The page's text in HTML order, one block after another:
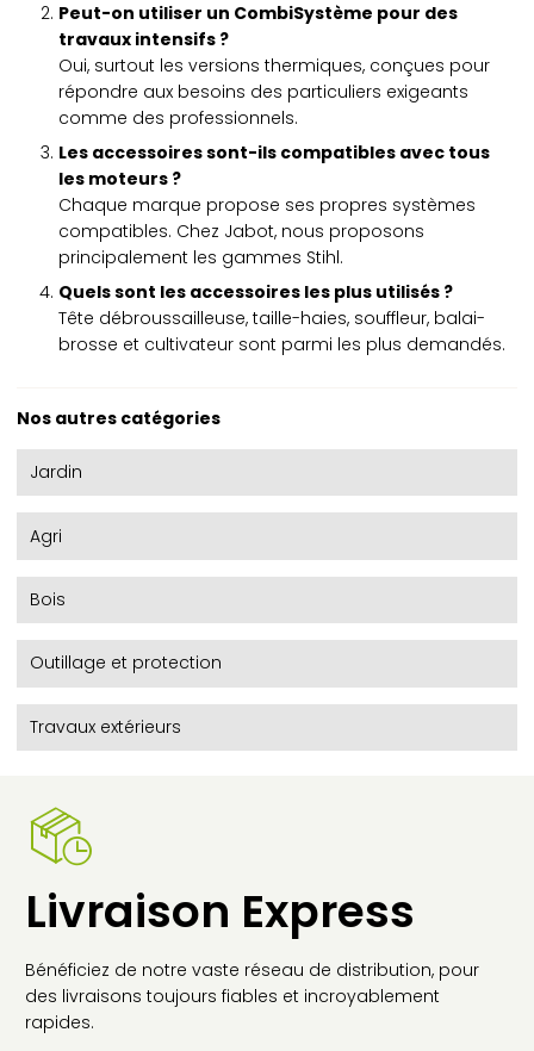
Peut-on utiliser un CombiSystème pour des
travaux intensifs ?
Oui, surtout les versions thermiques, conçues pour
répondre aux besoins des particuliers exigeants
comme des professionnels.
Les accessoires sont-ils compatibles avec tous
les moteurs ?
Chaque marque propose ses propres systèmes
compatibles. Chez Jabot, nous proposons
principalement les gammes Stihl.
Quels sont les accessoires les plus utilisés ?
Tête débroussailleuse, taille-haies, souffleur, balai-
brosse et cultivateur sont parmi les plus demandés.
Nos autres catégories
Jardin
Agri
Bois
Outillage et protection
Travaux extérieurs
Livraison Express
Bénéficiez de notre vaste réseau de distribution, pour
des livraisons toujours fiables et incroyablement
rapides.